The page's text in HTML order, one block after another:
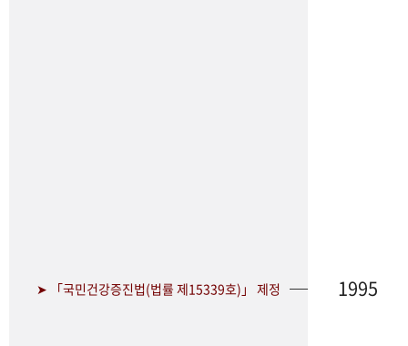
➤ 「국민건강증진법(법률 제15339호)」 제정 1995